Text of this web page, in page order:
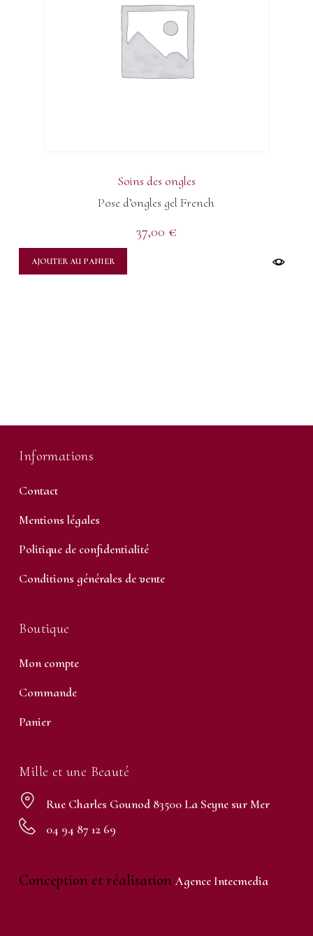
Soins des ongles
Pose d’ongles gel French
37,00 €
AJOUTER AU PANIER
Informations
Contact
Mentions légales
Politique de confidentialité
Conditions générales de vente
Boutique
Mon compte
Commande
Panier
Mille et une Beauté
Rue Charles Gounod 83500 La Seyne sur Mer
04 94 87 12 69
Conception et réalisationAgence Intecmedia